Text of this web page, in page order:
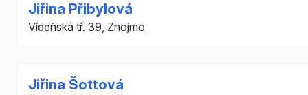
Jiřina Přibylová
Vídeňská tř. 39, Znojmo
Jiřina Šottová